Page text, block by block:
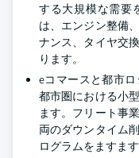
する大規模な需要
は、エンジン整備
ナンス、タイヤ交
ります。
eコマースと都市
都市圏における小
ます。フリート事
両のダウンタイム
ログラムをますま